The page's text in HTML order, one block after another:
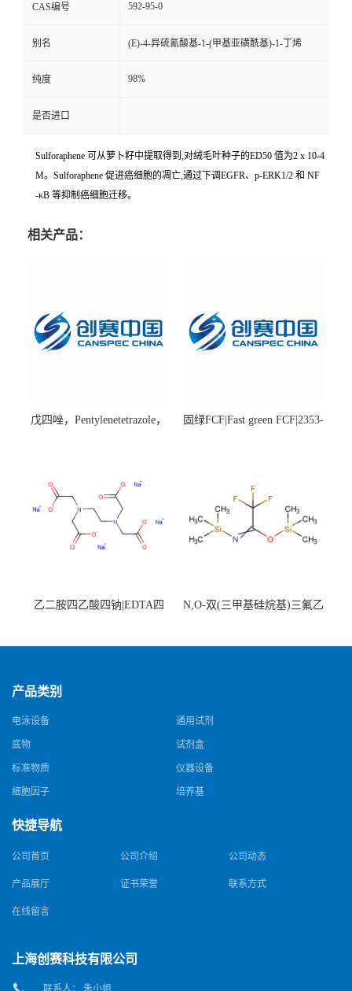
CAS编号 592-95-0
别名 (E)-4-异硫氰酸基-1-(甲基亚磺酰基)-1-丁烯
纯度 98%
是否进口
Sulforaphene 可从萝卜籽中提取得到,对绒毛叶种子的ED50 值为2 x 10-4
M。Sulforaphene 促进癌细胞的凋亡,通过下调EGFR、p-ERK1/2 和 NF
‐κB 等抑制癌细胞迁移。
相关产品：
戊四唑，Pentylenetetrazole，
固绿FCF|Fast green FCF|2353-
乙二胺四乙酸四钠|EDTA四
N,O-双(三甲基硅烷基)三氟乙
产品类别
电泳设备 通用试剂
底物 试剂盒
标准物质 仪器设备
细胞因子 培养基
快捷导航
公司首页 公司介绍 公司动态
产品展厅 证书荣誉 联系方式
在线留言
上海创赛科技有限公司
联系人： 朱小姐